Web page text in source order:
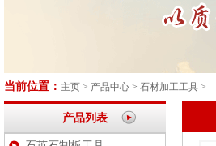
当前位置： 主页 > 产品中心 > 石材加工工具 >
产品列表